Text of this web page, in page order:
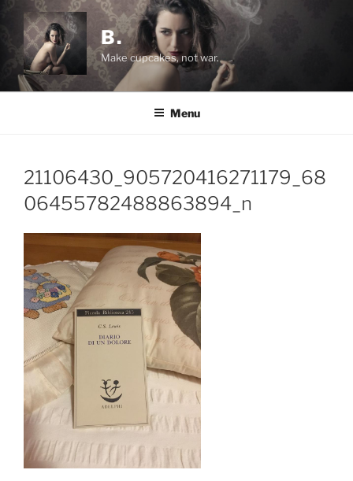
Salta
contenuto
B.
Make cupcakes, not war.
Menu
21106430_905720416271179_68
06455782488863894_n